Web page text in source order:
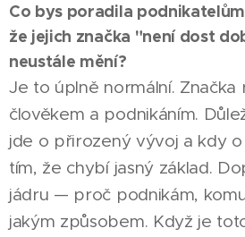
Co bys poradila
že jejich značka "není dost
neustále mění?
Je to úplně normální. Značka
člověkem a podnikáním.
jde o přirozený vývoj a kdy
tím, že chybí jasný základ.
jádru — proč podnikám,
jakým způsobem. Když je